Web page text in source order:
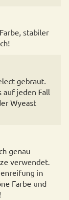
stabiler
gebraut.
auf jeden Fall
Wyeast
genau
verwendet.
in
Farbe und